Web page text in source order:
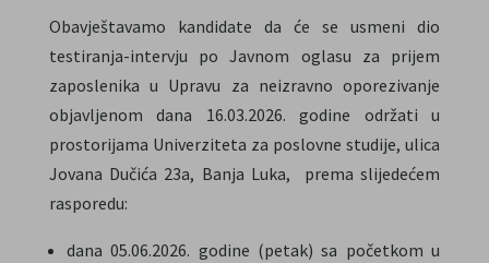
Obavještavamo kandidate da će se usmeni dio
testiranja-intervju po Javnom oglasu za prijem
zaposlenika u Upravu za neizravno oporezivanje
objavljenom dana 16.03.2026. godine održati u
prostorijama Univerziteta za poslovne studije, ulica
Jovana Dučića 23a, Banja Luka, prema slijedećem
rasporedu:
dana 05.06.2026. godine (petak) sa početkom u